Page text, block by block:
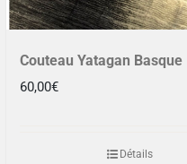
Couteau Yatagan Basque
60,00€
Détails